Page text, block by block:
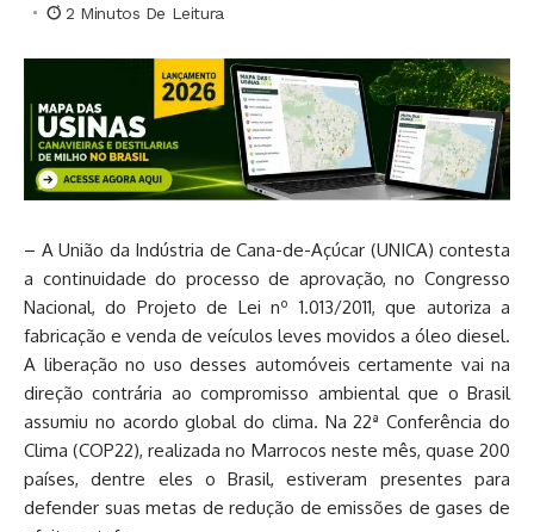
2 Minutos De Leitura
– A União da Indústria de Cana-de-Açúcar (UNICA) contesta
a continuidade do processo de aprovação, no Congresso
Nacional, do Projeto de Lei nº 1.013/2011, que autoriza a
fabricação e venda de veículos leves movidos a óleo diesel.
A liberação no uso desses automóveis certamente vai na
direção contrária ao compromisso ambiental que o Brasil
assumiu no acordo global do clima. Na 22ª Conferência do
Clima (COP22), realizada no Marrocos neste mês, quase 200
países, dentre eles o Brasil, estiveram presentes para
defender suas metas de redução de emissões de gases de